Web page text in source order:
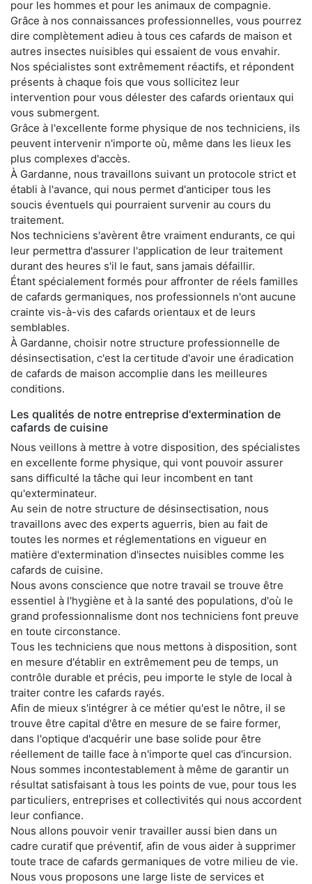
pour les hommes et pour les animaux de compagnie.
Grâce à nos connaissances professionnelles, vous pourrez
dire complètement adieu à tous ces cafards de maison et
autres insectes nuisibles qui essaient de vous envahir.
Nos spécialistes sont extrêmement réactifs, et répondent
présents à chaque fois que vous sollicitez leur
intervention pour vous délester des cafards orientaux qui
vous submergent.
Grâce à l'excellente forme physique de nos techniciens, ils
peuvent intervenir n'importe où, même dans les lieux les
plus complexes d'accès.
À Gardanne, nous travaillons suivant un protocole strict et
établi à l'avance, qui nous permet d'anticiper tous les
soucis éventuels qui pourraient survenir au cours du
traitement.
Nos techniciens s'avèrent être vraiment endurants, ce qui
leur permettra d'assurer l'application de leur traitement
durant des heures s'il le faut, sans jamais défaillir.
Étant spécialement formés pour affronter de réels familles
de cafards germaniques, nos professionnels n'ont aucune
crainte vis-à-vis des cafards orientaux et de leurs
semblables.
À Gardanne, choisir notre structure professionnelle de
désinsectisation, c'est la certitude d'avoir une éradication
de cafards de maison accomplie dans les meilleures
conditions.
Les qualités de notre entreprise d'extermination de
cafards de cuisine
Nous veillons à mettre à votre disposition, des spécialistes
en excellente forme physique, qui vont pouvoir assurer
sans difficulté la tâche qui leur incombent en tant
qu'exterminateur.
Au sein de notre structure de désinsectisation, nous
travaillons avec des experts aguerris, bien au fait de
toutes les normes et réglementations en vigueur en
matière d'extermination d'insectes nuisibles comme les
cafards de cuisine.
Nous avons conscience que notre travail se trouve être
essentiel à l'hygiène et à la santé des populations, d'où le
grand professionnalisme dont nos techniciens font preuve
en toute circonstance.
Tous les techniciens que nous mettons à disposition, sont
en mesure d'établir en extrêmement peu de temps, un
contrôle durable et précis, peu importe le style de local à
traiter contre les cafards rayés.
Afin de mieux s'intégrer à ce métier qu'est le nôtre, il se
trouve être capital d'être en mesure de se faire former,
dans l'optique d'acquérir une base solide pour être
réellement de taille face à n'importe quel cas d'incursion.
Nous sommes incontestablement à même de garantir un
résultat satisfaisant à tous les points de vue, pour tous les
particuliers, entreprises et collectivités qui nous accordent
leur confiance.
Nous allons pouvoir venir travailler aussi bien dans un
cadre curatif que préventif, afin de vous aider à supprimer
toute trace de cafards germaniques de votre milieu de vie.
Nous vous proposons une large liste de services et